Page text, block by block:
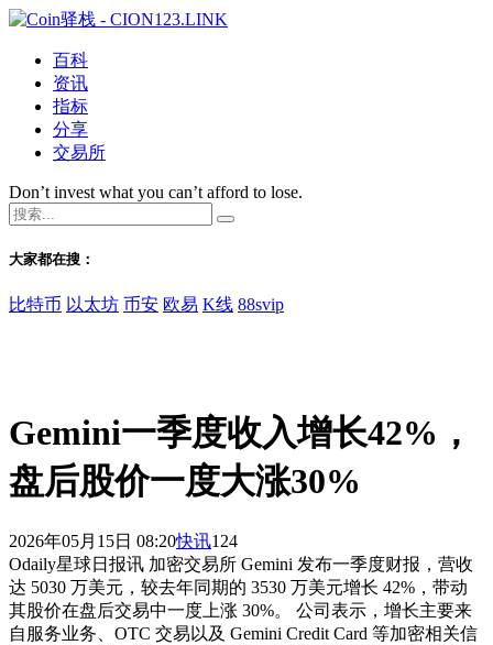
百科
资讯
指标
分享
交易所
Don’t invest what you can’t afford to lose.
大家都在搜：
比特币 以太坊 币安 欧易 K线 88svip
Gemini一季度收入增长42%，
盘后股价一度大涨30%
2026年05月15日 08:20快讯124
Odaily星球日报讯 加密交易所 Gemini 发布一季度财报，营收
达 5030 万美元，较去年同期的 3530 万美元增长 42%，带动
其股价在盘后交易中一度上涨 30%。 公司表示，增长主要来
自服务业务、OTC 交易以及 Gemini Credit Card 等加密相关信